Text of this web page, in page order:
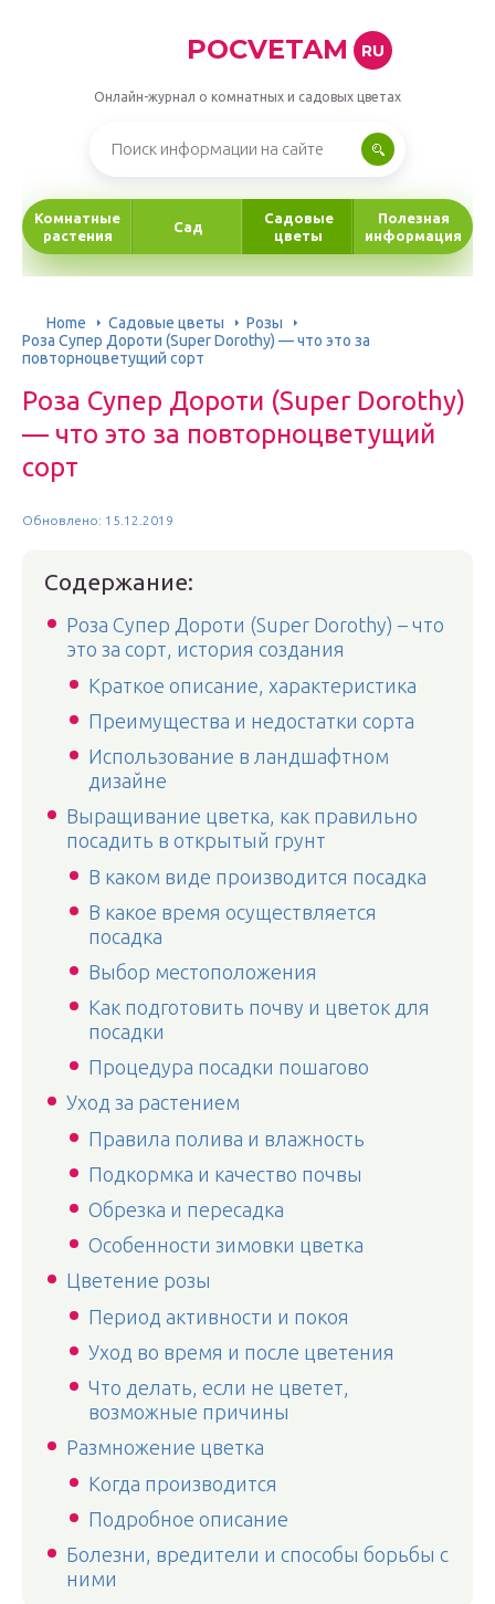
POCVETAM RU
Онлайн-журнал о комнатных и садовых цветах
Комнатные
растения
Сад
Садовые
цветы
Полезная
информация
Home Садовые цветы
Розы
Роза Супер Дороти (Super Dorothy) — что это за
повторноцветущий сорт
Роза Супер Дороти (Super Dorothy)
— что это за повторноцветущий
сорт
Обновлено: 15.12.2019
Содержание:
Роза Супер Дороти (Super Dorothy) – что
это за сорт, история создания
Краткое описание, характеристика
Преимущества и недостатки сорта
Использование в ландшафтном
дизайне
Выращивание цветка, как правильно
посадить в открытый грунт
В каком виде производится посадка
В какое время осуществляется
посадка
Выбор местоположения
Как подготовить почву и цветок для
посадки
Процедура посадки пошагово
Уход за растением
Правила полива и влажность
Подкормка и качество почвы
Обрезка и пересадка
Особенности зимовки цветка
Цветение розы
Период активности и покоя
Уход во время и после цветения
Что делать, если не цветет,
возможные причины
Размножение цветка
Когда производится
Подробное описание
Болезни, вредители и способы борьбы с
ними